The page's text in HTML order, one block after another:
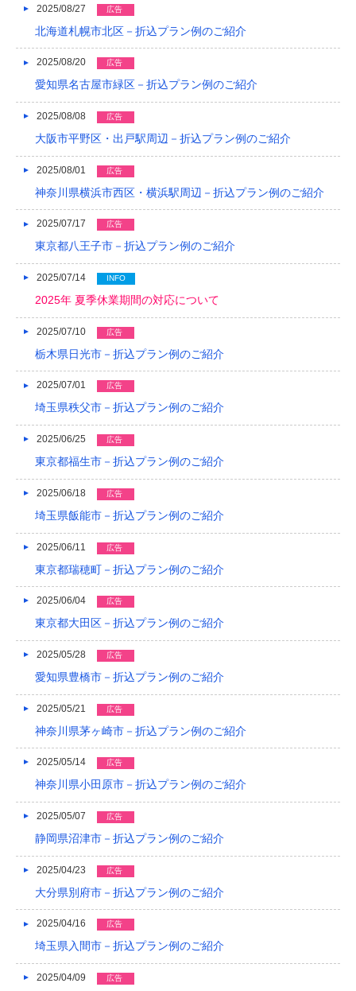
2016/07
2016/06
2016/05
2016/04
2016/01
2015/12
2015/11
2015/10
2015/09
2015/08
2015/06
2015/05
2014/12
2014/11
2014/09
2014/08
2014/05
2014/04
2014/03
2014/02
2014/01
2013/12
2013/11
2013/10
2013/09
2013/08
2025/08/27 広告
北海道札幌市北区－折込プラン例のご紹介
2025/08/20 広告
愛知県名古屋市緑区－折込プラン例のご紹介
2025/08/08 広告
大阪市平野区・出戸駅周辺－折込プラン例のご紹介
2025/08/01 広告
神奈川県横浜市西区・横浜駅周辺－折込プラン例のご紹介
2025/07/17 広告
東京都八王子市－折込プラン例のご紹介
2025/07/14 INFO
2025年 夏季休業期間の対応について
2025/07/10 広告
栃木県日光市－折込プラン例のご紹介
2025/07/01 広告
埼玉県秩父市－折込プラン例のご紹介
2025/06/25 広告
東京都福生市－折込プラン例のご紹介
2025/06/18 広告
埼玉県飯能市－折込プラン例のご紹介
2025/06/11 広告
東京都瑞穂町－折込プラン例のご紹介
2025/06/04 広告
東京都大田区－折込プラン例のご紹介
2025/05/28 広告
愛知県豊橋市－折込プラン例のご紹介
2025/05/21 広告
神奈川県茅ヶ崎市－折込プラン例のご紹介
2025/05/14 広告
神奈川県小田原市－折込プラン例のご紹介
2025/05/07 広告
静岡県沼津市－折込プラン例のご紹介
2025/04/23 広告
大分県別府市－折込プラン例のご紹介
2025/04/16 広告
埼玉県入間市－折込プラン例のご紹介
2025/04/09 広告